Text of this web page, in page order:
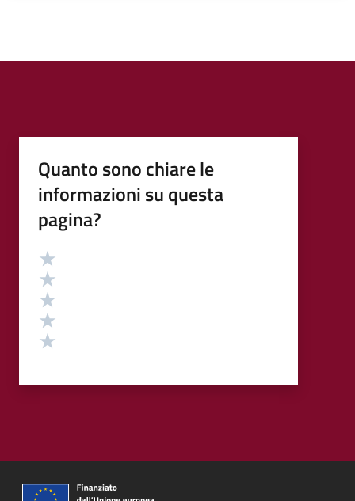
Quanto sono chiare le
informazioni su questa
pagina?
Valutazione